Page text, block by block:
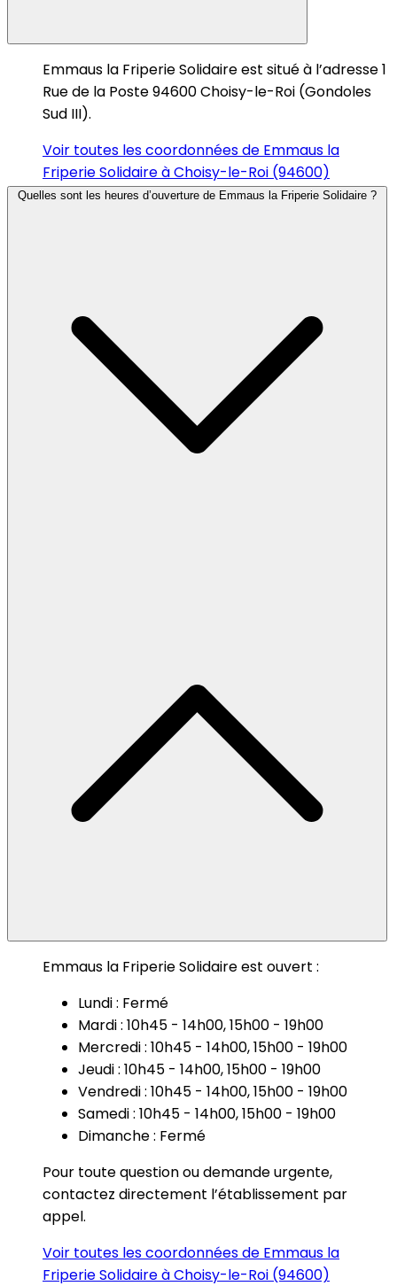
Emmaus la Friperie Solidaire est situé à l’adresse 1
Rue de la Poste 94600 Choisy-le-Roi (Gondoles
Sud III).
Voir toutes les coordonnées de Emmaus la
Friperie Solidaire à Choisy-le-Roi (94600)
Quelles sont les heures d’ouverture de Emmaus la Friperie Solidaire ?
Emmaus la Friperie Solidaire est ouvert :
Lundi : Fermé
Mardi : 10h45 - 14h00, 15h00 - 19h00
Mercredi : 10h45 - 14h00, 15h00 - 19h00
Jeudi : 10h45 - 14h00, 15h00 - 19h00
Vendredi : 10h45 - 14h00, 15h00 - 19h00
Samedi : 10h45 - 14h00, 15h00 - 19h00
Dimanche : Fermé
Pour toute question ou demande urgente,
contactez directement l’établissement par
appel.
Voir toutes les coordonnées de Emmaus la
Friperie Solidaire à Choisy-le-Roi (94600)